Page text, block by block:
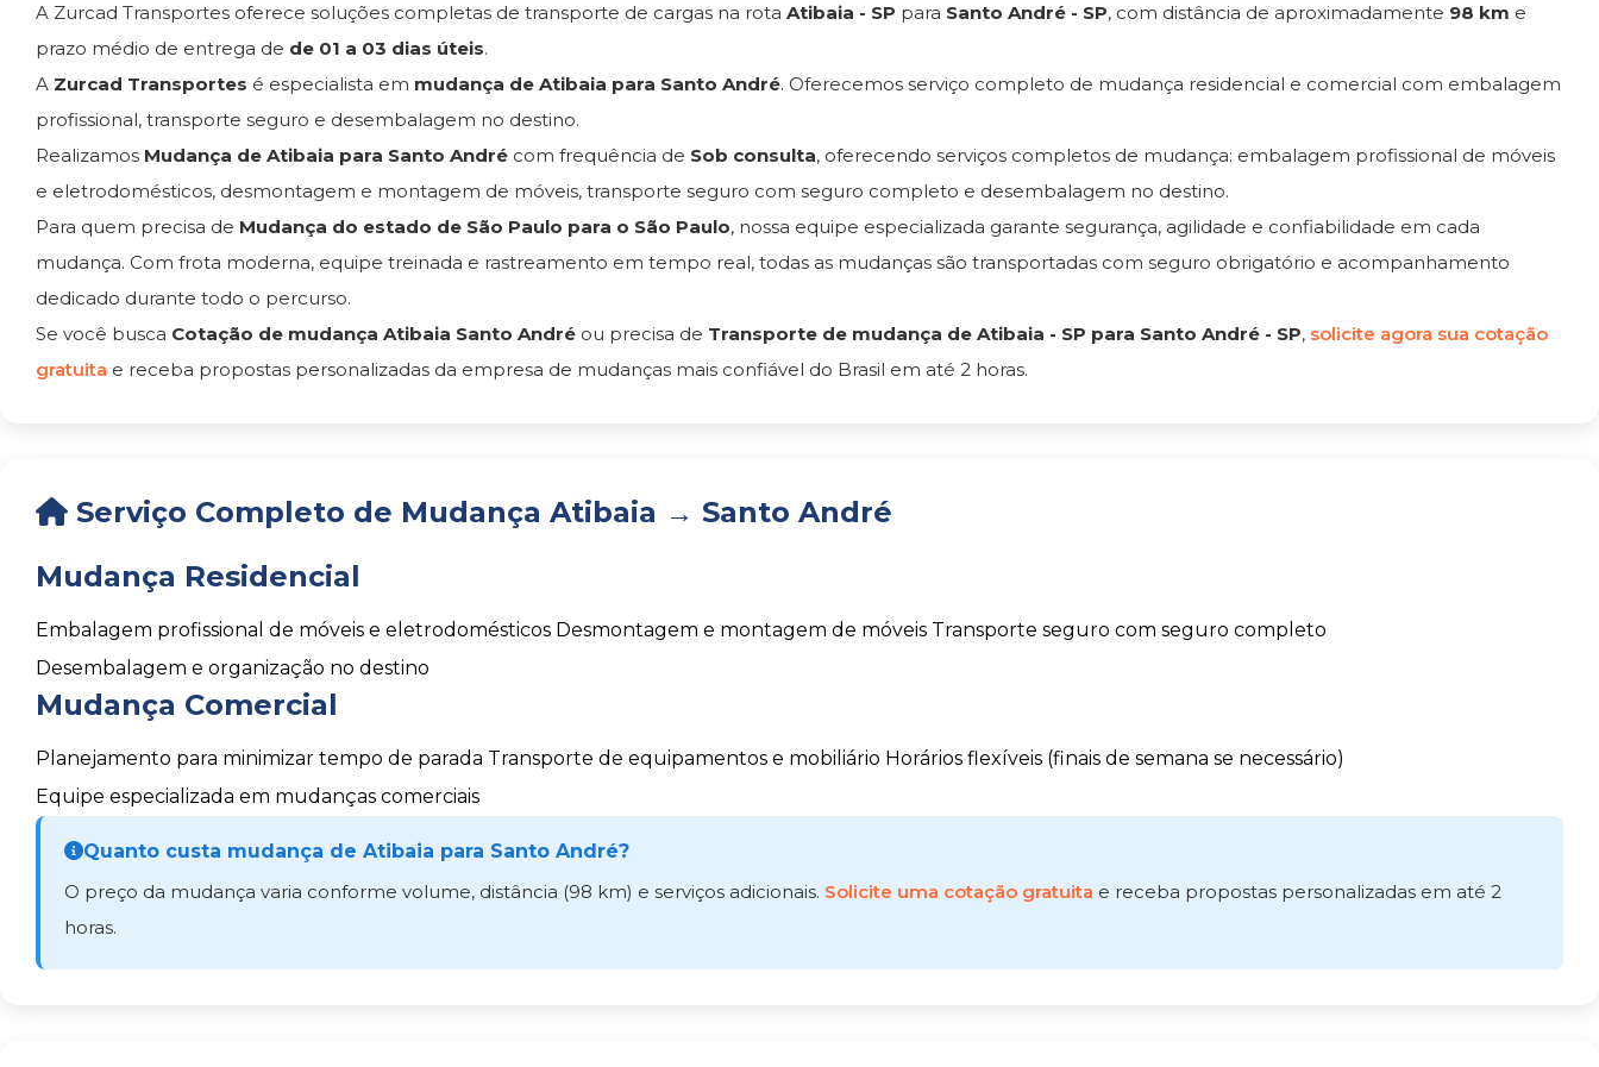
A Zurcad Transportes oferece soluções completas de transporte de cargas na rota Atibaia - SP para Santo André - SP, com distância de aproximadamente 98 km e
prazo médio de entrega de de 01 a 03 dias úteis.
A Zurcad Transportes é especialista em mudança de Atibaia para Santo André. Oferecemos serviço completo de mudança residencial e comercial com embalagem
profissional, transporte seguro e desembalagem no destino.
Realizamos Mudança de Atibaia para Santo André com frequência de Sob consulta, oferecendo serviços completos de mudança: embalagem profissional de móveis
e eletrodomésticos, desmontagem e montagem de móveis, transporte seguro com seguro completo e desembalagem no destino.
Para quem precisa de Mudança do estado de São Paulo para o São Paulo, nossa equipe especializada garante segurança, agilidade e confiabilidade em cada
mudança. Com frota moderna, equipe treinada e rastreamento em tempo real, todas as mudanças são transportadas com seguro obrigatório e acompanhamento
dedicado durante todo o percurso.
Se você busca Cotação de mudança Atibaia Santo André ou precisa de Transporte de mudança de Atibaia - SP para Santo André - SP, solicite agora sua cotação
gratuita e receba propostas personalizadas da empresa de mudanças mais confiável do Brasil em até 2 horas.
Serviço Completo de Mudança Atibaia → Santo André
Mudança Residencial
Embalagem profissional de móveis e eletrodomésticos Desmontagem e montagem de móveis Transporte seguro com seguro completo
Desembalagem e organização no destino
Mudança Comercial
Planejamento para minimizar tempo de parada Transporte de equipamentos e mobiliário Horários flexíveis (finais de semana se necessário)
Equipe especializada em mudanças comerciais
Quanto custa mudança de Atibaia para Santo André?
O preço da mudança varia conforme volume, distância (98 km) e serviços adicionais. Solicite uma cotação gratuita e receba propostas personalizadas em até 2
horas.